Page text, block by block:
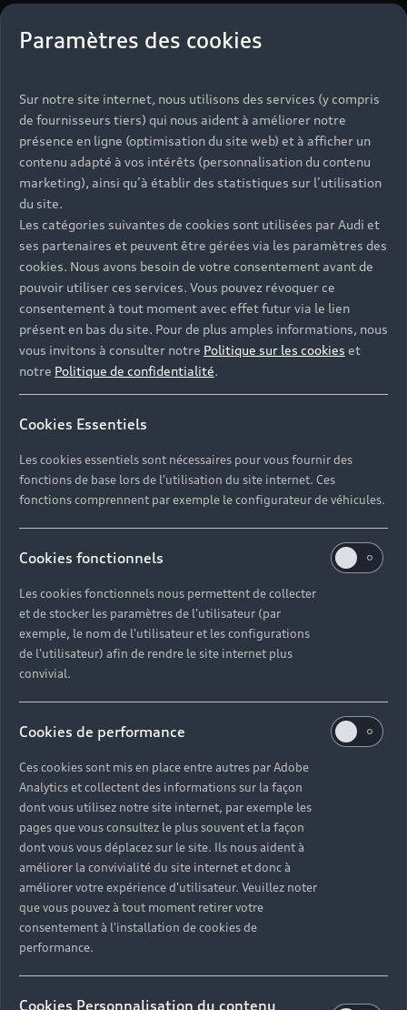
Paramètres des cookies
Sur notre site internet, nous utilisons des services (y compris
de fournisseurs tiers) qui nous aident à améliorer notre
présence en ligne (optimisation du site web) et à afficher un
contenu adapté à vos intérêts (personnalisation du contenu
marketing), ainsi qu’à établir des statistiques sur l’utilisation
du site.
Les catégories suivantes de cookies sont utilisées par Audi et
ses partenaires et peuvent être gérées via les paramètres des
cookies. Nous avons besoin de votre consentement avant de
pouvoir utiliser ces services. Vous pouvez révoquer ce
consentement à tout moment avec effet futur via le lien
présent en bas du site. Pour de plus amples informations, nous
vous invitons à consulter notre Politique sur les cookies et
notre Politique de confidentialité.
Cookies Essentiels
Les cookies essentiels sont nécessaires pour vous fournir des
fonctions de base lors de l'utilisation du site internet. Ces
fonctions comprennent par exemple le configurateur de véhicules.
Cookies fonctionnels
Les cookies fonctionnels nous permettent de collecter
et de stocker les paramètres de l'utilisateur (par
exemple, le nom de l'utilisateur et les configurations
de l'utilisateur) afin de rendre le site internet plus
convivial.
Cookies de performance
Ces cookies sont mis en place entre autres par Adobe
Analytics et collectent des informations sur la façon
dont vous utilisez notre site internet, par exemple les
pages que vous consultez le plus souvent et la façon
dont vous vous déplacez sur le site. Ils nous aident à
améliorer la convivialité du site internet et donc à
améliorer votre expérience d'utilisateur. Veuillez noter
que vous pouvez à tout moment retirer votre
consentement à l'installation de cookies de
performance.
Cookies Personnalisation du contenu
Retrouvez toutes les informations
sur la concession Audi La Roche-
sur-Yon
Nos équipes expertes sont à votre service du lundi au
samedi de 8h30 à 12h00 et de 14h00 à 19h00 dans
votre concession Audi La Roche-sur-Yon à l’adresse
suivante :
83, rue de la Croisée ZAC BEAUPUY 3, 85000
Mouilleron Le Captif (La Roche-sur-Yon).
Nos équipes en
concession Audi
La Roche-sur-
Yon vous